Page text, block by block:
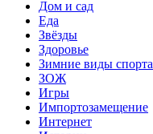
Дом и сад
Еда
Звёзды
Здоровье
Зимние виды спорта
ЗОЖ
Игры
Импортозамещение
Интернет